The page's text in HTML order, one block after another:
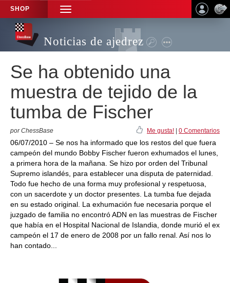
SHOP
TOGGLE
NAVIGATION
Noticias de ajedrez
Se ha obtenido una
muestra de tejido de la
tumba de Fischer
por ChessBase Me gusta! 0 Comentarios
06/07/2010 – Se nos ha informado que los restos del que fuera
campeón del mundo Bobby Fischer fueron exhumados el lunes,
a primera hora de la mañana. Se hizo por orden del Tribunal
Supremo islandés, para establecer una disputa de paternidad.
Todo fue hecho de una forma muy profesional y respetuosa,
con un sacerdote y un doctor presentes. La tumba fue dejada
en su estado original. La exhumación fue necesaria porque el
juzgado de familia no encontró ADN en las muestras de Fischer
que había en el Hospital Nacional de Islandia, donde murió el ex
campeón el 17 de enero de 2008 por un fallo renal. Así nos lo
han contado...